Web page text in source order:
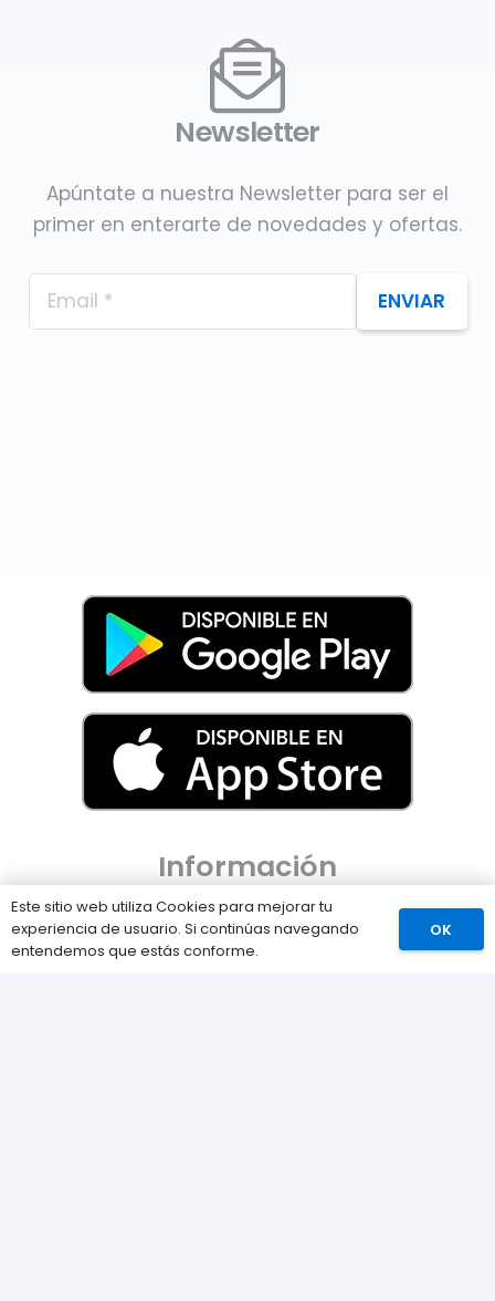
Comprar
Newsletter
Apúntate a nuestra Newsletter para ser el
primer en enterarte de novedades y ofertas.
ENVIAR
Información
Preguntas Frecuentes (FAQs)
Envíos
Este sitio web utiliza Cookies para mejorar tu
experiencia de usuario. Si continúas navegando
entendemos que estás conforme.
OK